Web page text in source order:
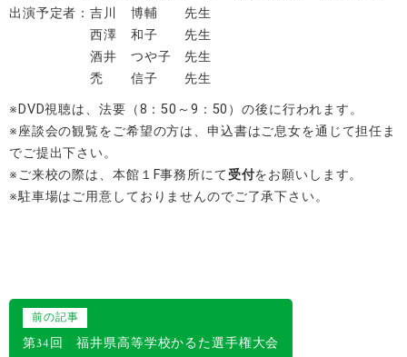
出演予定者：吉川 博輔 先生
西澤 和子 先生
酒井 つや子 先生
禿 信子 先生
※DVD視聴は、法要（8：50～9：50）の後に行われます。
※座談会の観覧をご希望の方は、申込書はご息女を通じて担任ま
でご提出下さい。
※ご来校の際は、本館１F事務所にて受付をお願いします。
※駐車場はご用意しておりませんのでご了承下さい。
投
稿
前の記事
第34回 福井県高等学校かるた選手権大会